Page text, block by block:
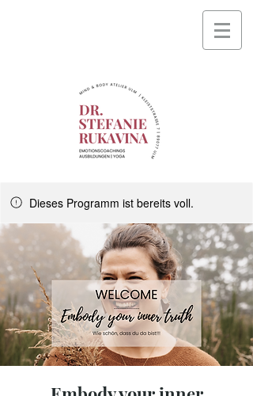
Dieses Programm ist bereits voll.